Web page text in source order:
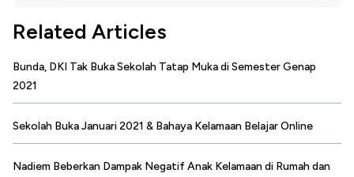
Related Articles
Bunda, DKI Tak Buka Sekolah Tatap Muka di Semester Genap
2021
Sekolah Buka Januari 2021 & Bahaya Kelamaan Belajar Online
Nadiem Beberkan Dampak Negatif Anak Kelamaan di Rumah dan